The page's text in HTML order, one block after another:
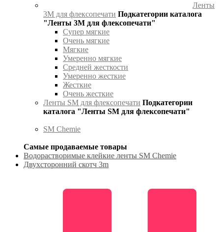
Ленты
3М для флексопечати Подкатегории каталога
"Ленты 3М для флексопечати"
Супер мягкие
Очень мягкие
Мягкие
Умеренно мягкие
Средней жесткости
Умеренно жесткие
Жесткие
Очень жесткие
Ленты SM для флексопечати Подкатегории
каталога "Ленты SM для флексопечати"
SM Chemie
Самые продаваемые товары
Водорастворимые клейкие ленты SM Chemie
Двухсторонний скотч 3m